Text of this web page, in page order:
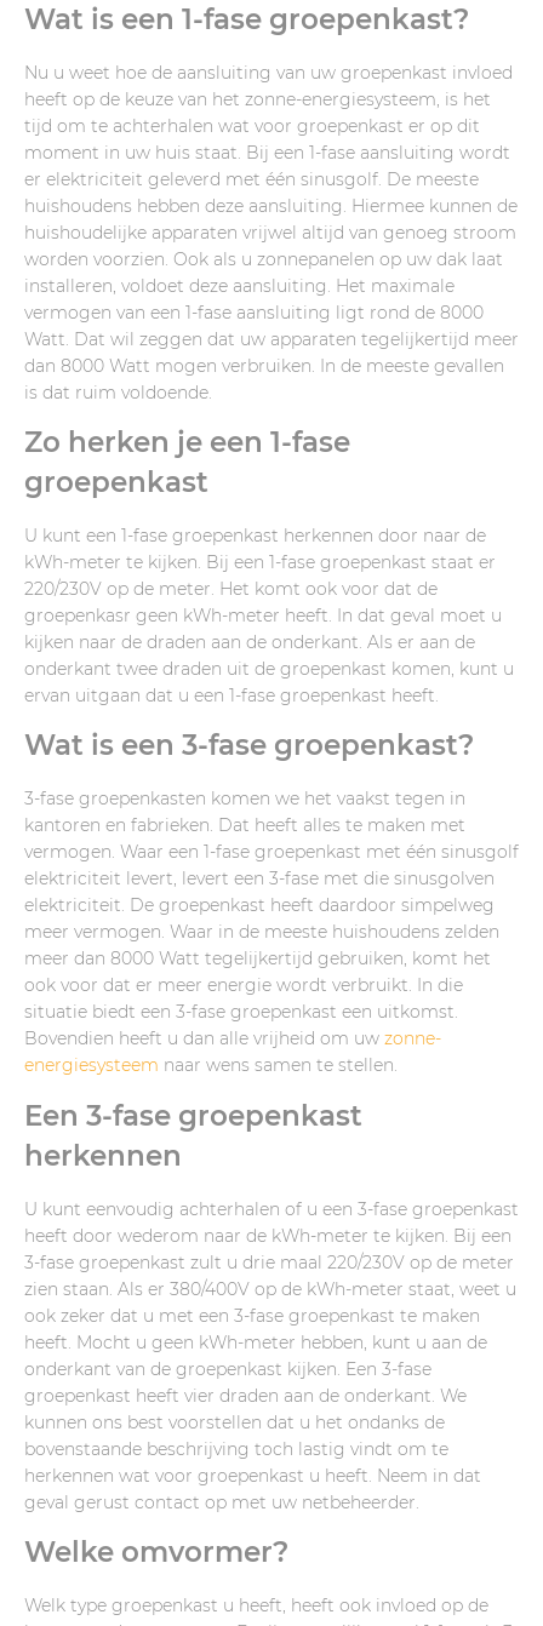
Wat is een 1-fase groepenkast?
Nu u weet hoe de aansluiting van uw groepenkast invloed
heeft op de keuze van het zonne-energiesysteem, is het
tijd om te achterhalen wat voor groepenkast er op dit
moment in uw huis staat. Bij een 1-fase aansluiting wordt
er elektriciteit geleverd met één sinusgolf. De meeste
huishoudens hebben deze aansluiting. Hiermee kunnen de
huishoudelijke apparaten vrijwel altijd van genoeg stroom
worden voorzien. Ook als u zonnepanelen op uw dak laat
installeren, voldoet deze aansluiting. Het maximale
vermogen van een 1-fase aansluiting ligt rond de 8000
Watt. Dat wil zeggen dat uw apparaten tegelijkertijd meer
dan 8000 Watt mogen verbruiken. In de meeste gevallen
is dat ruim voldoende.
Zo herken je een 1-fase
groepenkast
U kunt een 1-fase groepenkast herkennen door naar de
kWh-meter te kijken. Bij een 1-fase groepenkast staat er
220/230V op de meter. Het komt ook voor dat de
groepenkasr geen kWh-meter heeft. In dat geval moet u
kijken naar de draden aan de onderkant. Als er aan de
onderkant twee draden uit de groepenkast komen, kunt u
ervan uitgaan dat u een 1-fase groepenkast heeft.
Wat is een 3-fase groepenkast?
3-fase groepenkasten komen we het vaakst tegen in
kantoren en fabrieken. Dat heeft alles te maken met
vermogen. Waar een 1-fase groepenkast met één sinusgolf
elektriciteit levert, levert een 3-fase met die sinusgolven
elektriciteit. De groepenkast heeft daardoor simpelweg
meer vermogen. Waar in de meeste huishoudens zelden
meer dan 8000 Watt tegelijkertijd gebruiken, komt het
ook voor dat er meer energie wordt verbruikt. In die
situatie biedt een 3-fase groepenkast een uitkomst.
Bovendien heeft u dan alle vrijheid om uw zonne-
energiesysteem naar wens samen te stellen.
Een 3-fase groepenkast
herkennen
U kunt eenvoudig achterhalen of u een 3-fase groepenkast
heeft door wederom naar de kWh-meter te kijken. Bij een
3-fase groepenkast zult u drie maal 220/230V op de meter
zien staan. Als er 380/400V op de kWh-meter staat, weet u
ook zeker dat u met een 3-fase groepenkast te maken
heeft. Mocht u geen kWh-meter hebben, kunt u aan de
onderkant van de groepenkast kijken. Een 3-fase
groepenkast heeft vier draden aan de onderkant. We
kunnen ons best voorstellen dat u het ondanks de
bovenstaande beschrijving toch lastig vindt om te
herkennen wat voor groepenkast u heeft. Neem in dat
geval gerust contact op met uw netbeheerder.
Welke omvormer?
Welk type groepenkast u heeft, heeft ook invloed op de